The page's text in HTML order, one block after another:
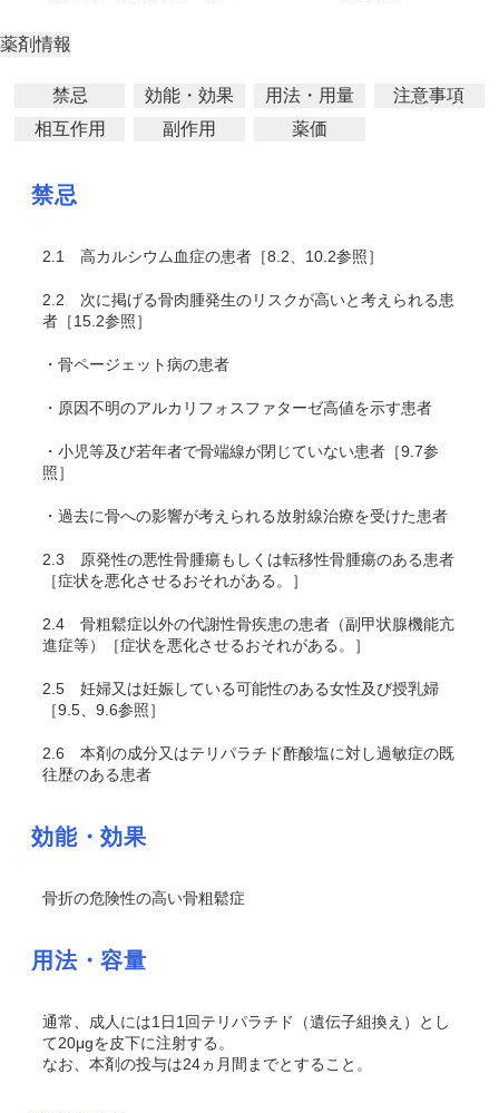
薬剤情報
禁忌 効能・効果 用法・用量
注意事項
相互作用
副作用 薬価
禁忌
2.1 高カルシウム血症の患者［8.2、10.2参照］
2.2 次に掲げる骨肉腫発生のリスクが高いと考えられる患
者［15.2参照］
・骨ページェット病の患者
・原因不明のアルカリフォスファターゼ高値を示す患者
・小児等及び若年者で骨端線が閉じていない患者［9.7参
照］
・過去に骨への影響が考えられる放射線治療を受けた患者
2.3 原発性の悪性骨腫瘍もしくは転移性骨腫瘍のある患者
［症状を悪化させるおそれがある。］
2.4 骨粗鬆症以外の代謝性骨疾患の患者（副甲状腺機能亢
進症等）［症状を悪化させるおそれがある。］
2.5 妊婦又は妊娠している可能性のある女性及び授乳婦
［9.5、9.6参照］
2.6 本剤の成分又はテリパラチド酢酸塩に対し過敏症の既
往歴のある患者
効能・効果
骨折の危険性の高い骨粗鬆症
用法・容量
通常、成人には1日1回テリパラチド（遺伝子組換え）とし
て20μgを皮下に注射する。
なお、本剤の投与は24ヵ月間までとすること。